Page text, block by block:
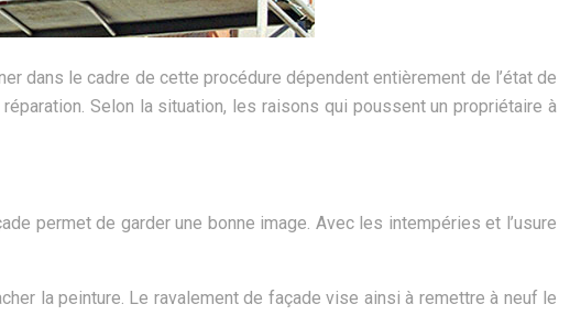
dans le cadre de cette procédure dépendent entièrement de l’état de
Selon la situation, les raisons qui poussent un propriétaire à
permet de garder une bonne image. Avec les intempéries et l’usure
la peinture. Le ravalement de façade vise ainsi à remettre à neuf le